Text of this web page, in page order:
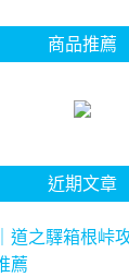
商品推薦
近期文章
道之驛箱根峠
薦